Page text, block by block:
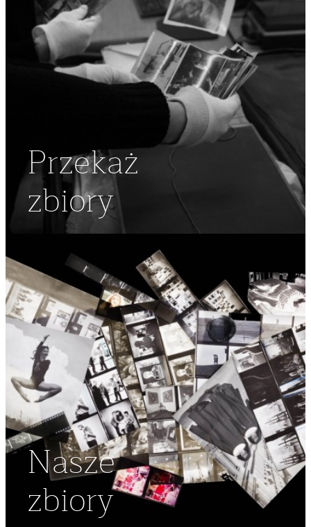
Przekaż
zbiory
Nasze
zbiory